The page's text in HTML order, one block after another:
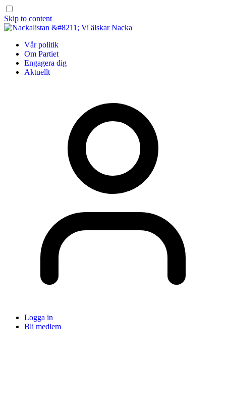
Skip to content
Vår politik
Om Partiet
Engagera dig
Aktuellt
Logga in
Bli medlem